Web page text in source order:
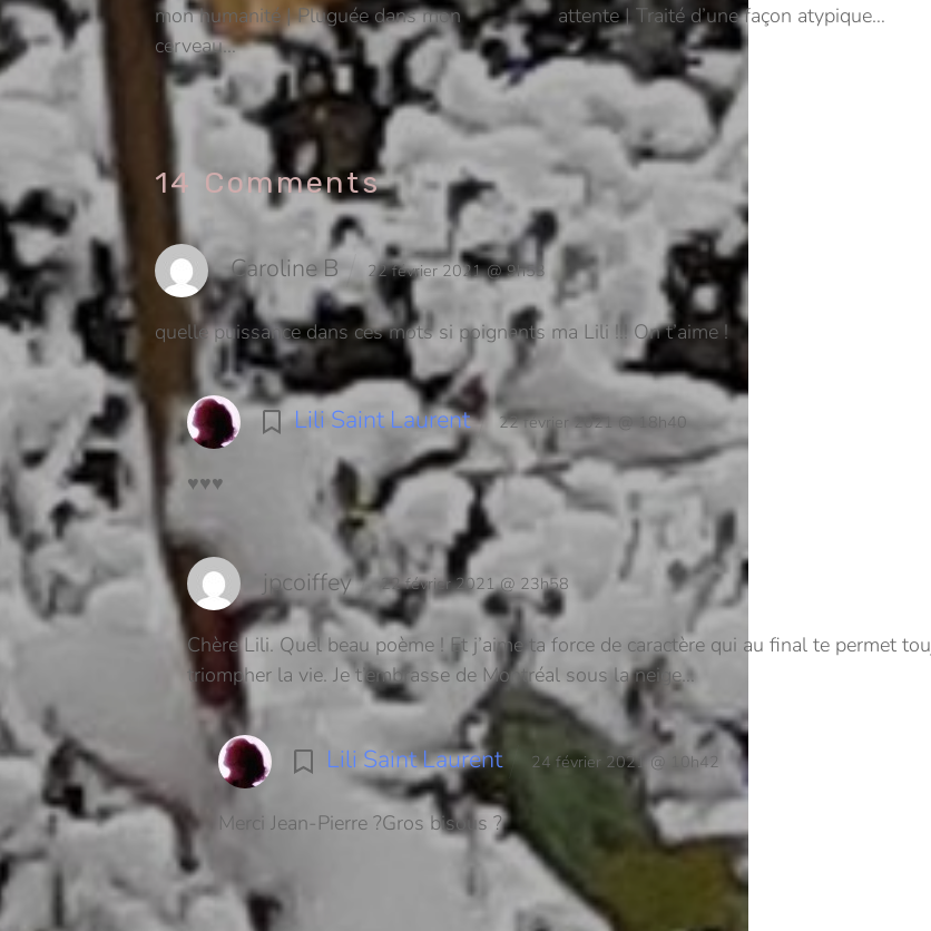
mon humanité | Pluguée dans mon
cerveau…
attente | Traité d’une façon atypique…
14 Comments
Caroline B 22 février 2021 @ 9h53
quelle puissance dans ces mots si poignants ma Lili !!! On t’aime !
Lili Saint Laurent 22 février 2021 @ 18h40
♥️♥️♥️
jpcoiffey 22 février 2021 @ 23h58
Chère Lili. Quel beau poème ! Et j’aime ta force de caractère qui au final te permet
triompher la vie. Je t’embrasse de Montréal sous la neige…
Lili Saint Laurent 24 février 2021 @ 10h42
Merci Jean-Pierre ?Gros bisous ?